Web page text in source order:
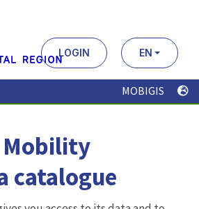
LOGIN EN
MOBIGIS
Mobility
catalogue